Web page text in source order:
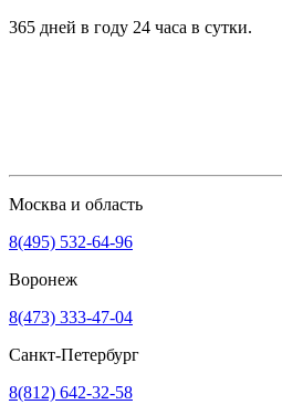
365 дней в году 24 часа в сутки.
Москва и область
8(495) 532-64-96
Воронеж
8(473) 333-47-04
Санкт-Петербург
8(812) 642-32-58